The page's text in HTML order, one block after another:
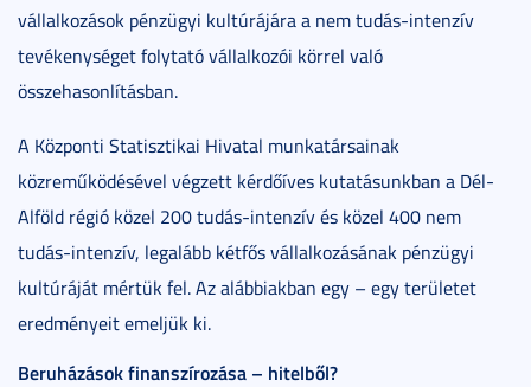
vállalkozások pénzügyi kultúrájára a nem tudás-intenzív
tevékenységet folytató vállalkozói körrel való
összehasonlításban.
A Központi Statisztikai Hivatal munkatársainak
közreműködésével végzett kérdőíves kutatásunkban a Dél-
Alföld régió közel 200 tudás-intenzív és közel 400 nem
tudás-intenzív, legalább kétfős vállalkozásának pénzügyi
kultúráját mértük fel. Az alábbiakban egy – egy területet
eredményeit emeljük ki.
Beruházások finanszírozása – hitelből?